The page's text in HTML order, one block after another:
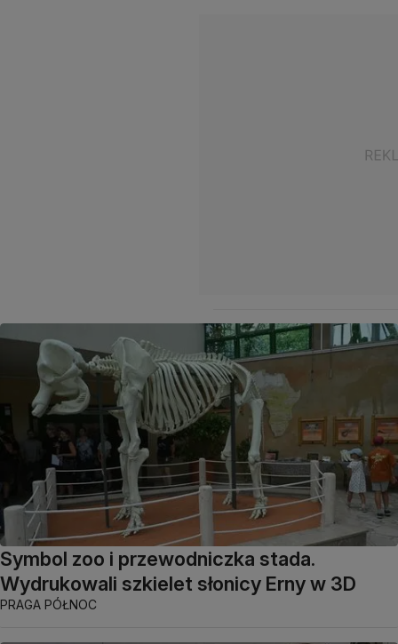
Symbol zoo i przewodniczka stada.
Wydrukowali szkielet słonicy Erny w 3D
PRAGA PÓŁNOC